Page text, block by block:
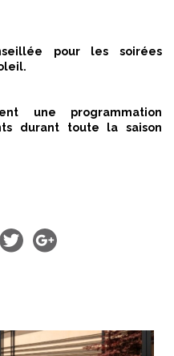
pour les soirées
une programmation
durant toute la saison